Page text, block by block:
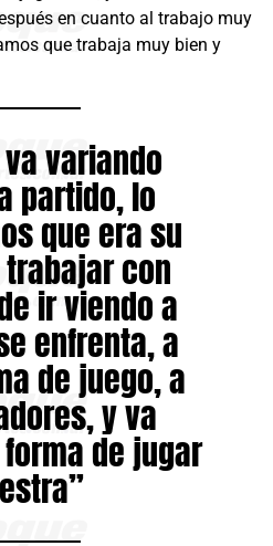
en cuanto al trabajo muy
que trabaja muy bien y
variando
partido, lo
que era su
con
ir viendo a
enfrenta, a
de juego, a
y va
de jugar